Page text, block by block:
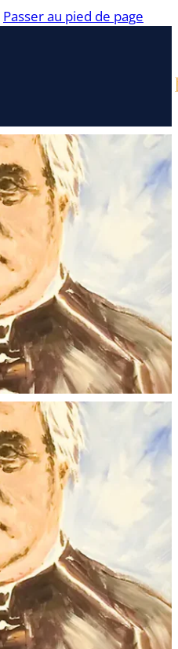
Passer au pied de page